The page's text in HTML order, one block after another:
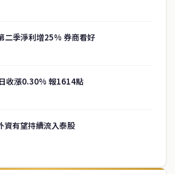
二季淨利增25% 券商看好
收漲0.30% 報1614點
資有望持續流入泰股
↑ 回到頂端